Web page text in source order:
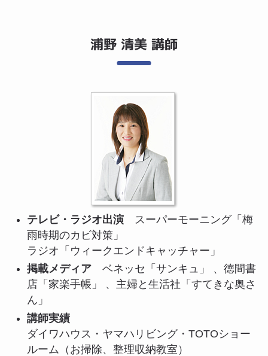
浦野 清美 講師
テレビ・ラジオ出演スーパーモーニング「梅
雨時期のカビ対策」
ラジオ「ウィークエンドキャッチャー」
掲載メディアベネッセ「サンキュ」 、徳間書
店「家楽手帳」 、主婦と生活社「すてきな奥さ
ん」
講師実績
ダイワハウス・ヤマハリビング・TOTOショー
ルーム（お掃除、整理収納教室）